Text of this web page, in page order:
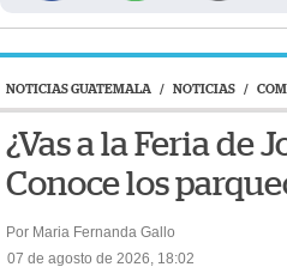
NOTICIAS GUATEMALA / NOTICIAS /
¿Vas a la Feria de
Conoce los
Por Maria Fernanda Gallo
07 de agosto de 2026, 18:02